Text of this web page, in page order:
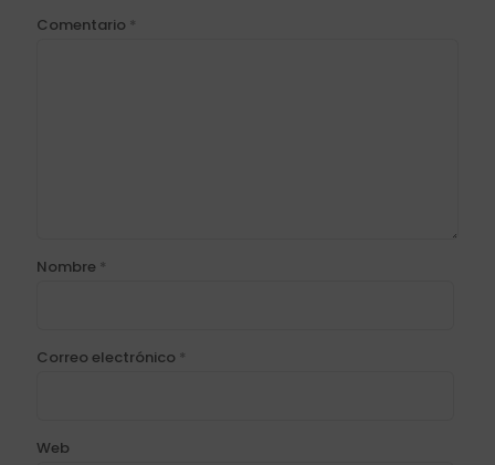
Comentario *
Nombre *
Correo electrónico *
Web